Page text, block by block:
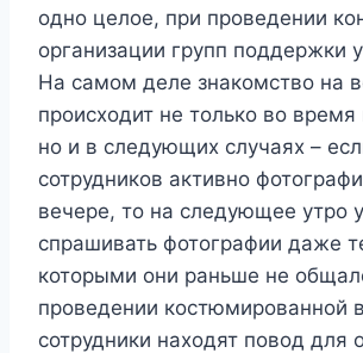
одно целое, при проведении
организации групп поддержки
На самом деле знакомство на
происходит не только во
но и в следующих случаях –
сотрудников активно
вечере, то на следующее утро
спрашивать фотографии даже
которыми они раньше не
проведении костюмированной
сотрудники находят повод для